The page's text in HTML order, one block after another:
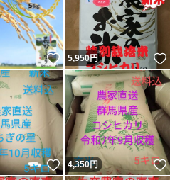
いいね！
5,950円
いいね！
4,350円